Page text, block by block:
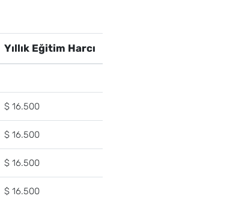
Yıllık Eğitim Harcı
$ 16.500
$ 16.500
$ 16.500
$ 16.500